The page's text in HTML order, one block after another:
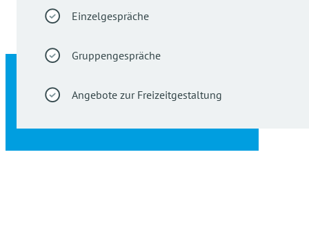
Einzelgespräche
Gruppengespräche
Angebote zur Freizeitgestaltung